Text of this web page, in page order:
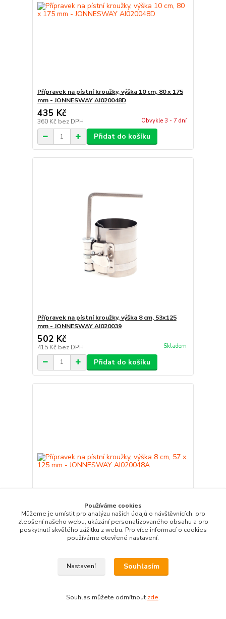
Přípravek na pístní kroužky, výška 10 cm, 80 x 175
mm - JONNESWAY AI020048D
435 Kč
360 Kč bez DPH Obvykle 3 - 7 dní
Přidat do košíku
Přípravek na pístní kroužky, výška 8 cm, 53x125
mm - JONNESWAY AI020039
502 Kč
415 Kč bez DPH Skladem
Přidat do košíku
Přípravek na pístní kroužky, výška 8 cm, 57 x 125
Používáme cookies
Můžeme je umístit pro analýzu našich údajů o návštěvnících, pro
zlepšení našeho webu, ukázání personalizovaného obsahu a pro
poskytnutí skvělého zážitku z webu. Pro více informací o cookies
používáme otevřené nastavení.
Nastavení Souhlasím
Souhlas můžete odmítnout zde.